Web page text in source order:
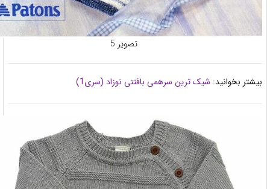
تصویر 5
بخوانید:شیک ترین سرهمی بافتنی نوزاد (سری1)